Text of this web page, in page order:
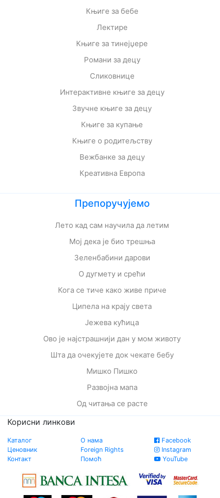
Књиге за бебе
Лектире
Књиге за тинејџере
Романи за децу
Сликовнице
Интерактивне књиге за децу
Звучне књиге за децу
Књиге за купање
Књиге о родитељству
Вежбанке за децу
Креативна Европа
Препоручујемо
Лето кад сам научила да летим
Мој дека је био трешња
Зеленбабини дарови
О дугмету и срећи
Кога се тиче како живе приче
Ципела на крају света
Јежева кућица
Ово је најстрашнији дан у мом животу
Шта да очекујете док чекате бебу
Мишко Пишко
Развојна мапа
Од читања се расте
Корисни линкови
Каталог
Ценовник
Контакт
О нама
Foreign Rights
Помоћ
Facebook
Instagram
YouTube